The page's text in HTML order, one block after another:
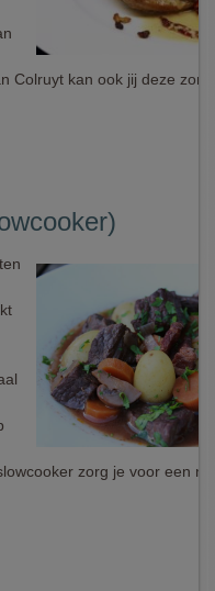
Colruyt kan ook jij deze
zorg je voor een